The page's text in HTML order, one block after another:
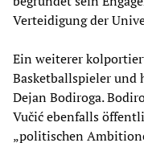
Verteidigung der
Ein weiterer
Basketballspieler und
Dejan Bodiroga.
Vučić ebenfalls
„politischen